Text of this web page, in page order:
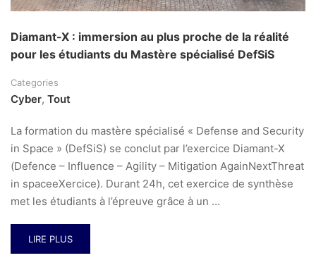
Diamant-X : immersion au plus proche de la réalité
pour les étudiants du Mastère spécialisé DefSiS
Categories
Cyber, Tout
La formation du mastère spécialisé « Defense and Security
in Space » (DefSiS) se conclut par l’exercice Diamant-X
(Defence – Influence – Agility – Mitigation AgainNextThreat
in spaceeXercice). Durant 24h, cet exercice de synthèse
met les étudiants à l’épreuve grâce à un …
LIRE PLUS